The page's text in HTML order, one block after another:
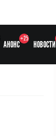
АНОНС
+25
НОВОСТИ